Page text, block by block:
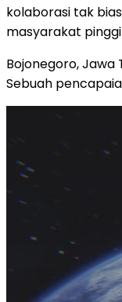
kolaborasi tak
masyarakat
Bojonegoro, Jawa
Sebuah